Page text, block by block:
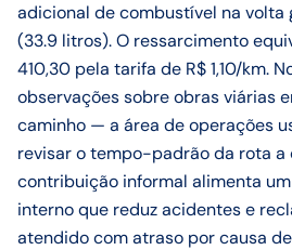
adicional de combustível na volta
(33.9 litros). O ressarcimento
410,30 pela tarifa de R$ 1,10/km.
observações sobre obras viárias
caminho — a área de operações
revisar o tempo-padrão da rota a
contribuição informal alimenta
interno que reduz acidentes e
atendido com atraso por causa